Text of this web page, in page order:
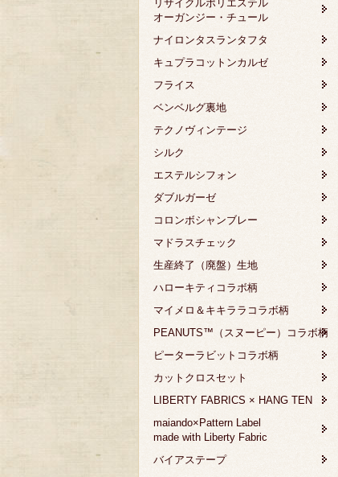
リサイクルポリエステル
オーガンジー・チュール
ナイロンタスランタフタ
キュプラコットンカルゼ
フライス
ベンベルグ裏地
テクノヴィンテージ
シルク
エステルシフォン
ダブルガーゼ
コロンボシャンブレー
マドラスチェック
生産終了（廃盤）生地
ハローキティコラボ柄
マイメロ＆キキララコラボ柄
PEANUTS™（スヌーピー）コラボ柄
ピーターラビットコラボ柄
カットクロスセット
LIBERTY FABRICS × HANG TEN
maiando×Pattern Label
made with Liberty Fabric
バイアステープ